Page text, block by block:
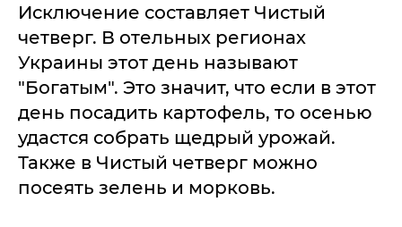
Исключение составляет Чистый
четверг. В отельных регионах
Украины этот день называют
"Богатым". Это значит, что если в этот
день посадить картофель, то осенью
удастся собрать щедрый урожай.
Также в Чистый четверг можно
посеять зелень и морковь.